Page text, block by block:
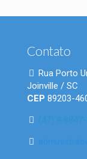
Contato
Rua Porto
Joinville / SC
CEP 89203-
(47) 9